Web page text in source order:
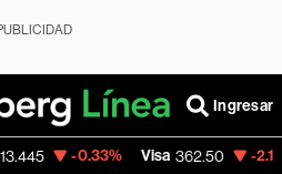
Ingresar
Visa 362.50 -2.15%